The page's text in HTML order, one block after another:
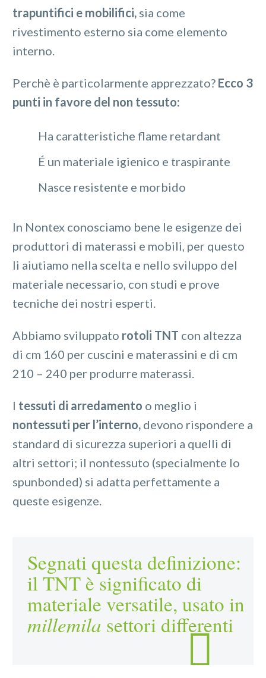
trapuntifici e mobilifici, sia come
rivestimento esterno sia come elemento
interno.
Perchè è particolarmente apprezzato? Ecco 3
punti in favore del non tessuto:
Ha caratteristiche flame retardant
É un materiale igienico e traspirante
Nasce resistente e morbido
In Nontex conosciamo bene le esigenze dei
produttori di materassi e mobili, per questo
li aiutiamo nella scelta e nello sviluppo del
materiale necessario, con studi e prove
tecniche dei nostri esperti.
Abbiamo sviluppato rotoli TNT con altezza
di cm 160 per cuscini e materassini e di cm
210 – 240 per produrre materassi.
I tessuti di arredamento o meglio i
nontessuti per l’interno, devono rispondere a
standard di sicurezza superiori a quelli di
altri settori; il nontessuto (specialmente lo
spunbonded) si adatta perfettamente a
queste esigenze.
Segnati questa definizione:
il TNT è significato di
materiale versatile, usato in
millemila settori differenti